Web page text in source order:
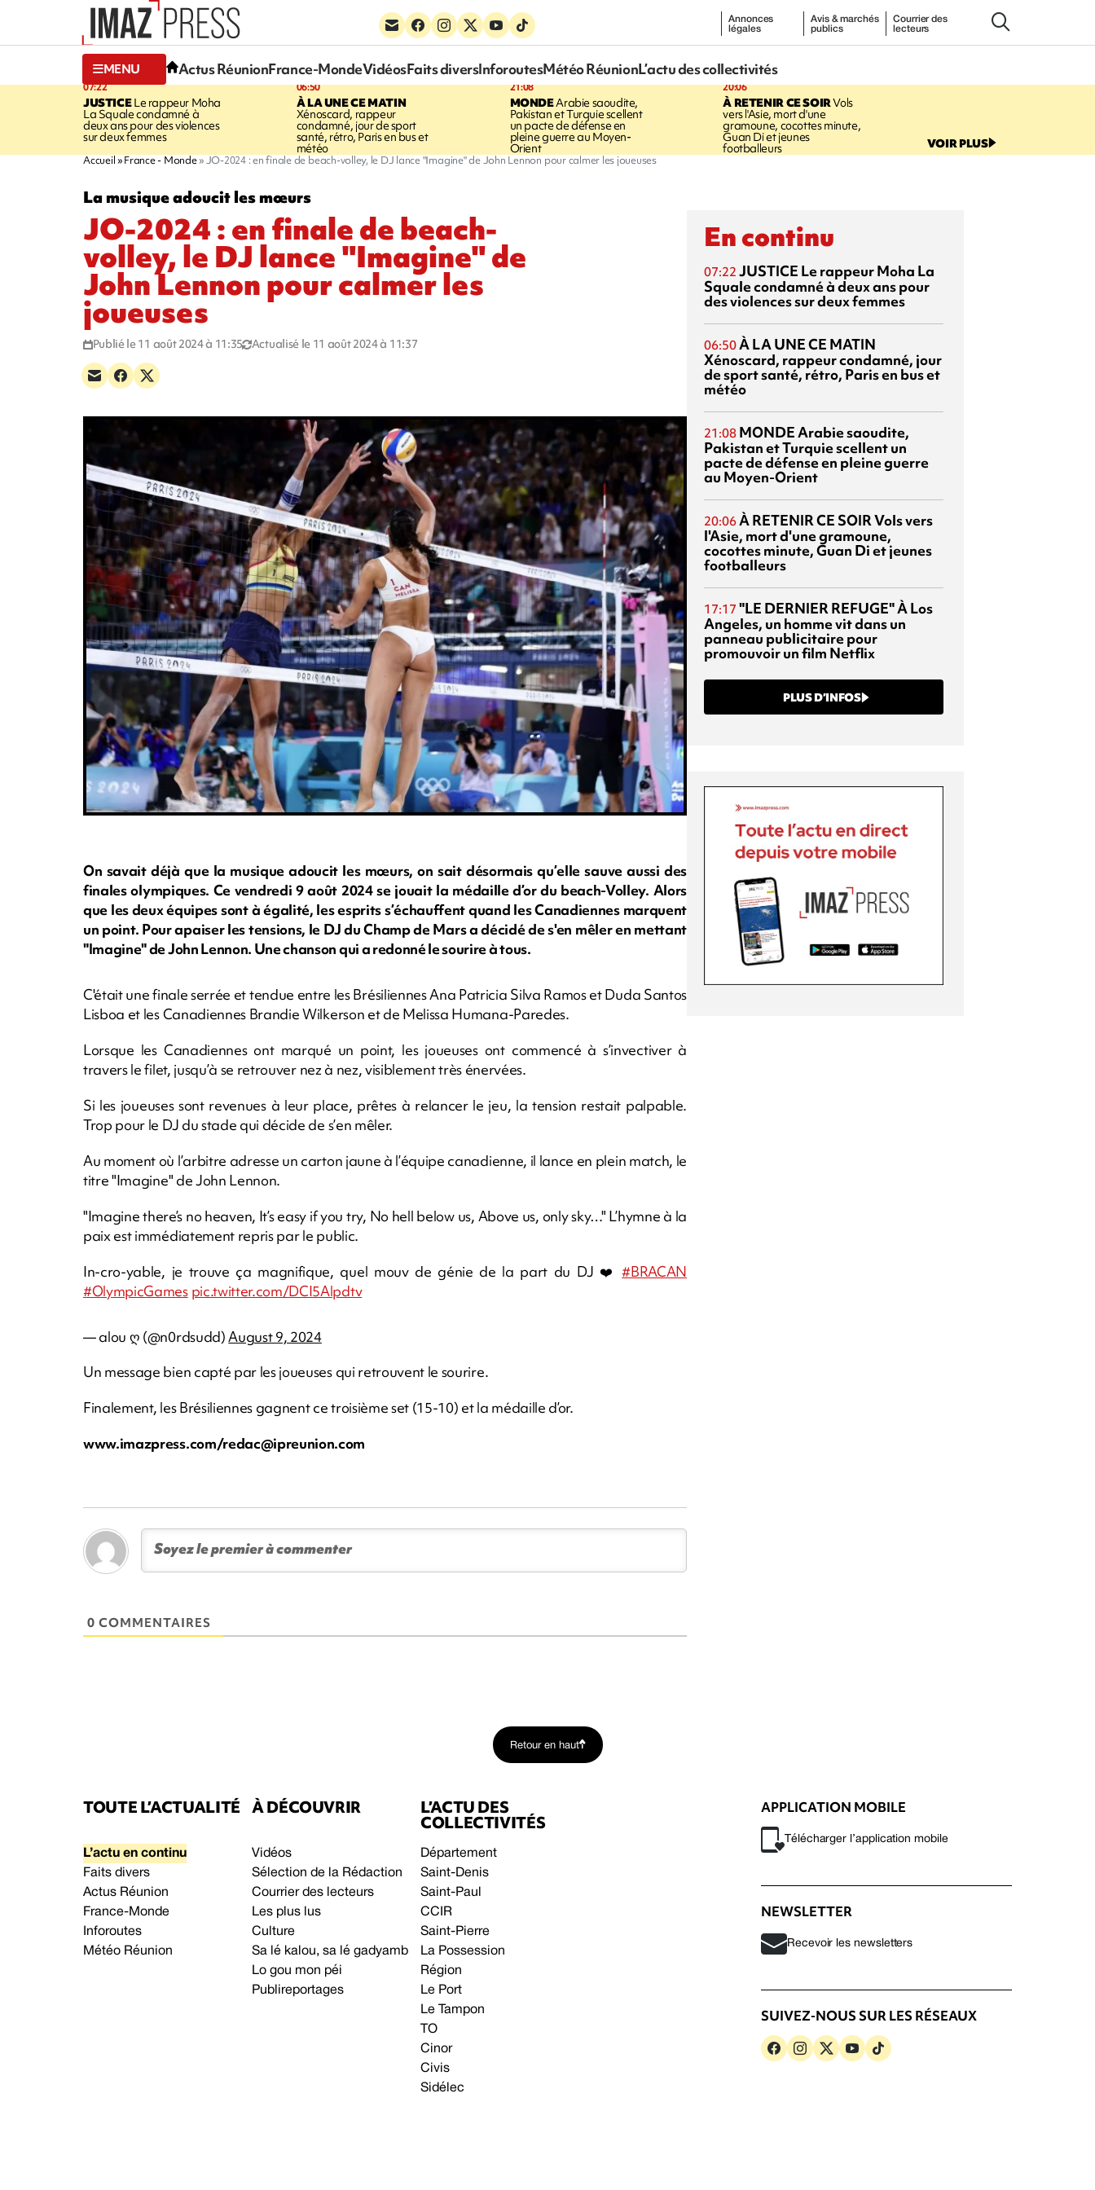
Annonces
légales
Avis & marchés
publics
Courrier des
lecteurs
MENU Actus RéunionFrance-MondeVidéosFaits diversInforoutesMétéo RéunionL’actu des collectivités
07:22
JUSTICELe rappeur Moha
La Squale condamné à
deux ans pour des violences
sur deux femmes
06:50
À LA UNE CE MATIN
Xénoscard, rappeur
condamné, jour de sport
santé, rétro, Paris en bus et
météo
21:08
MONDEArabie saoudite,
Pakistan et Turquie scellent
un pacte de défense en
pleine guerre au Moyen-
Orient
20:06
À RETENIR CE SOIRVols
vers l'Asie, mort d'une
gramoune, cocottes minute,
Guan Di et jeunes
footballeurs VOIR PLUS
Accueil France - Monde JO-2024 : en finale de beach-volley, le DJ lance "Imagine" de John Lennon pour calmer les joueuses
La musique adoucit les mœurs
JO-2024 : en finale de beach-
volley, le DJ lance "Imagine" de
John Lennon pour calmer les
joueuses
Publié le 11 août 2024 à 11:35 Actualisé le 11 août 2024 à 11:37
On savait déjà que la musique adoucit les mœurs, on sait désormais qu’elle sauve aussi des
finales olympiques. Ce vendredi 9 août 2024 se jouait la médaille d’or du beach-Volley. Alors
que les deux équipes sont à égalité, les esprits s’échauffent quand les Canadiennes marquent
un point. Pour apaiser les tensions, le DJ du Champ de Mars a décidé de s'en mêler en mettant
"Imagine" de John Lennon. Une chanson qui a redonné le sourire à tous.
C'était une finale serrée et tendue entre les Brésiliennes Ana Patricia Silva Ramos et Duda Santos
Lisboa et les Canadiennes Brandie Wilkerson et de Melissa Humana-Paredes.
Lorsque les Canadiennes ont marqué un point, les joueuses ont commencé à s’invectiver à
travers le filet, jusqu’à se retrouver nez à nez, visiblement très énervées.
Si les joueuses sont revenues à leur place, prêtes à relancer le jeu, la tension restait palpable.
Trop pour le DJ du stade qui décide de s’en mêler.
Au moment où l’arbitre adresse un carton jaune à l’équipe canadienne, il lance en plein match, le
titre "Imagine" de John Lennon.
"Imagine there’s no heaven, It’s easy if you try, No hell below us, Above us, only sky…" L’hymne à la
paix est immédiatement repris par le public.
In-cro-yable, je trouve ça magnifique, quel mouv de génie de la part du DJ ❤️#BRACAN
#OlympicGames pic.twitter.com/DCI5Alpdtv
— alou ღ (@n0rdsudd)August 9, 2024
Un message bien capté par les joueuses qui retrouvent le sourire.
Finalement, les Brésiliennes gagnent ce troisième set (15-10) et la médaille d’or.
www.imazpress.com/redac@ipreunion.com
0 COMMENTAIRES
En continu
07:22 JUSTICE Le rappeur Moha La
Squale condamné à deux ans pour
des violences sur deux femmes
06:50À LA UNE CE MATIN
Xénoscard, rappeur condamné, jour
de sport santé, rétro, Paris en bus et
météo
21:08 MONDEArabie saoudite,
Pakistan et Turquie scellent un
pacte de défense en pleine guerre
au Moyen-Orient
20:06À RETENIR CE SOIRVols vers
l'Asie, mort d'une gramoune,
cocottes minute, Guan Di et jeunes
footballeurs
17:17 "LE DERNIER REFUGE"À Los
Angeles, un homme vit dans un
panneau publicitaire pour
promouvoir un film Netflix
PLUS D’INFOS
Retour en haut
TOUTE L’ACTUALITÉ
L’actu en continu
Faits divers
Actus Réunion
France-Monde
Inforoutes
Météo Réunion
À DÉCOUVRIR
Vidéos
Sélection de la Rédaction
Courrier des lecteurs
Les plus lus
Culture
Sa lé kalou, sa lé gadyamb
Lo gou mon péi
Publireportages
L’ACTU DES
COLLECTIVITÉS
Département
Saint-Denis
Saint-Paul
CCIR
Saint-Pierre
La Possession
Région
Le Port
Le Tampon
TO
Cinor
Civis
Sidélec
APPLICATION MOBILE
Télécharger l’application mobile
NEWSLETTER
Recevoir les newsletters
SUIVEZ-NOUS SUR LES RÉSEAUX